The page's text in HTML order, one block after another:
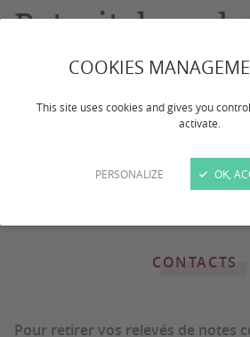
COOKIES
This site uses cookies and gives you
activate.
PERSONALIZE OK,
Retrait des
notes
diplômes
CONTACTS
Pour retirer vos relevés de notes